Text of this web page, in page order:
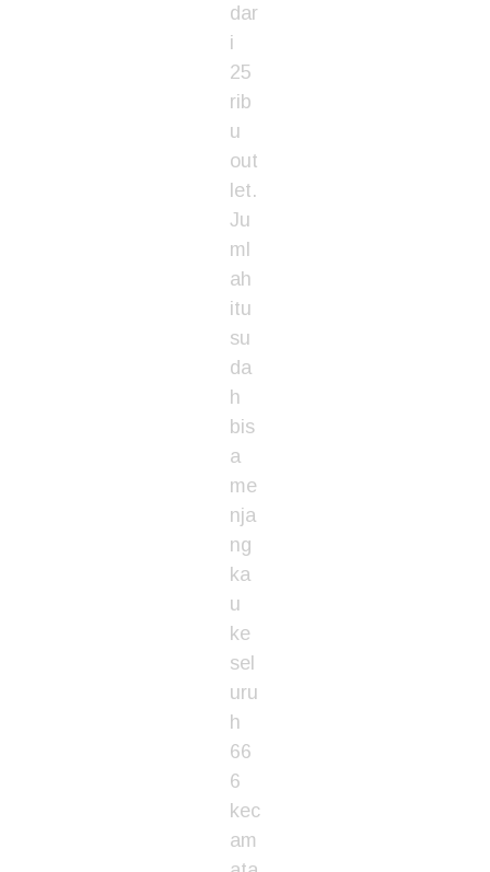
dar
i
25
rib
u
out
let.
Ju
ml
ah
itu
su
da
h
bis
a
me
nja
ng
ka
u
ke
sel
uru
h
66
6
kec
am